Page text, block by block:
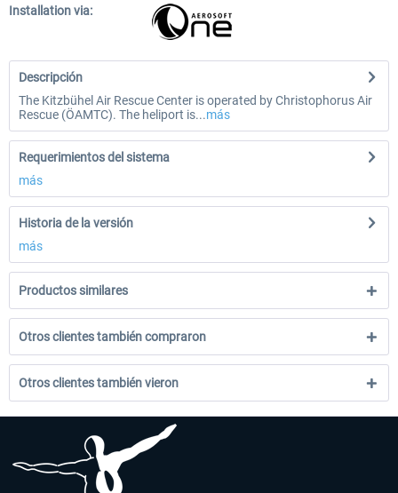
Installation via:
Descripción
The Kitzbühel Air Rescue Center is operated by Christophorus Air
Rescue (ÖAMTC). The heliport is...más
Requerimientos del sistema
más
Historia de la versión
más
Productos similares
Otros clientes también compraron
Otros clientes también vieron